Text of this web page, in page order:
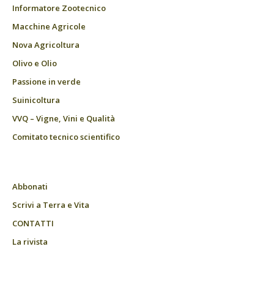
Informatore Zootecnico
Macchine Agricole
Nova Agricoltura
Olivo e Olio
Passione in verde
Suinicoltura
VVQ – Vigne, Vini e Qualità
Comitato tecnico scientifico
Abbonati
Scrivi a Terra e Vita
CONTATTI
La rivista